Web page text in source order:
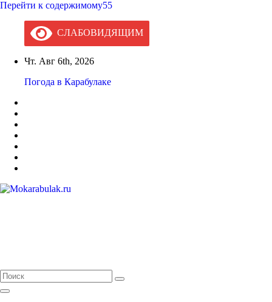
Перейти к содержимому55
СЛАБОВИДЯЩИМ
Чт. Авг 6th, 2026
Погода в Карабулаке